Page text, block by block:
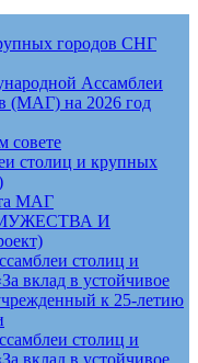
городов СНГ
Ассамблеи
(МАГ) на 2026 год
совете
столиц и крупных
МАГ
И
столиц и
вклад в устойчивое
к 25-летию
столиц и
вклад в устойчивое